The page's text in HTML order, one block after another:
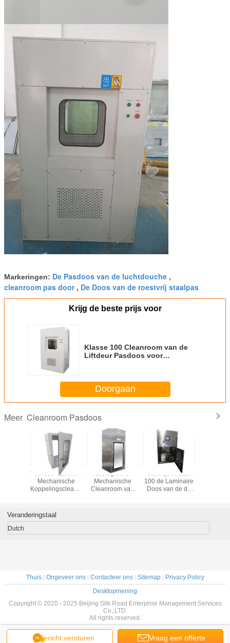
Markeringen: De Pasdoos van de luchtdouche ,
cleanroom pas door, De Doos van de roestvrij staalpas
Krijg de beste prijs voor
Klasse 100 Cleanroom van de
Liftdeur Pasdoos voor
Doorgaan
Meer Cleanroom Pasdoos
750*600*1200mm
Mechanische
Koppelingscleanroom
Biologische
Mechanische
Cleanroom van
Stofvrije Klasse
100 de Laminaire
Doos van de de
Bericht versturen Vraag een offerte
Veranderingstaal
Dutch
Thuis| Ongeveer ons| Contacteer ons| Sitemap| Privacy Policy
Desktopmening
Copyright © 2020 - 2025 Beijing Silk Road Enterprise Management Services
Co.,LTD.
All rights reserved.